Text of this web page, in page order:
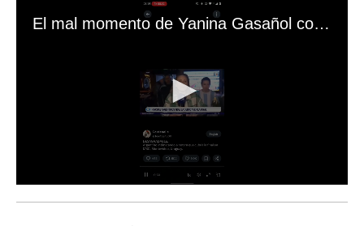
El mal momento de Yanina Gasañol con un hincha argentino en "Subrayado"
s